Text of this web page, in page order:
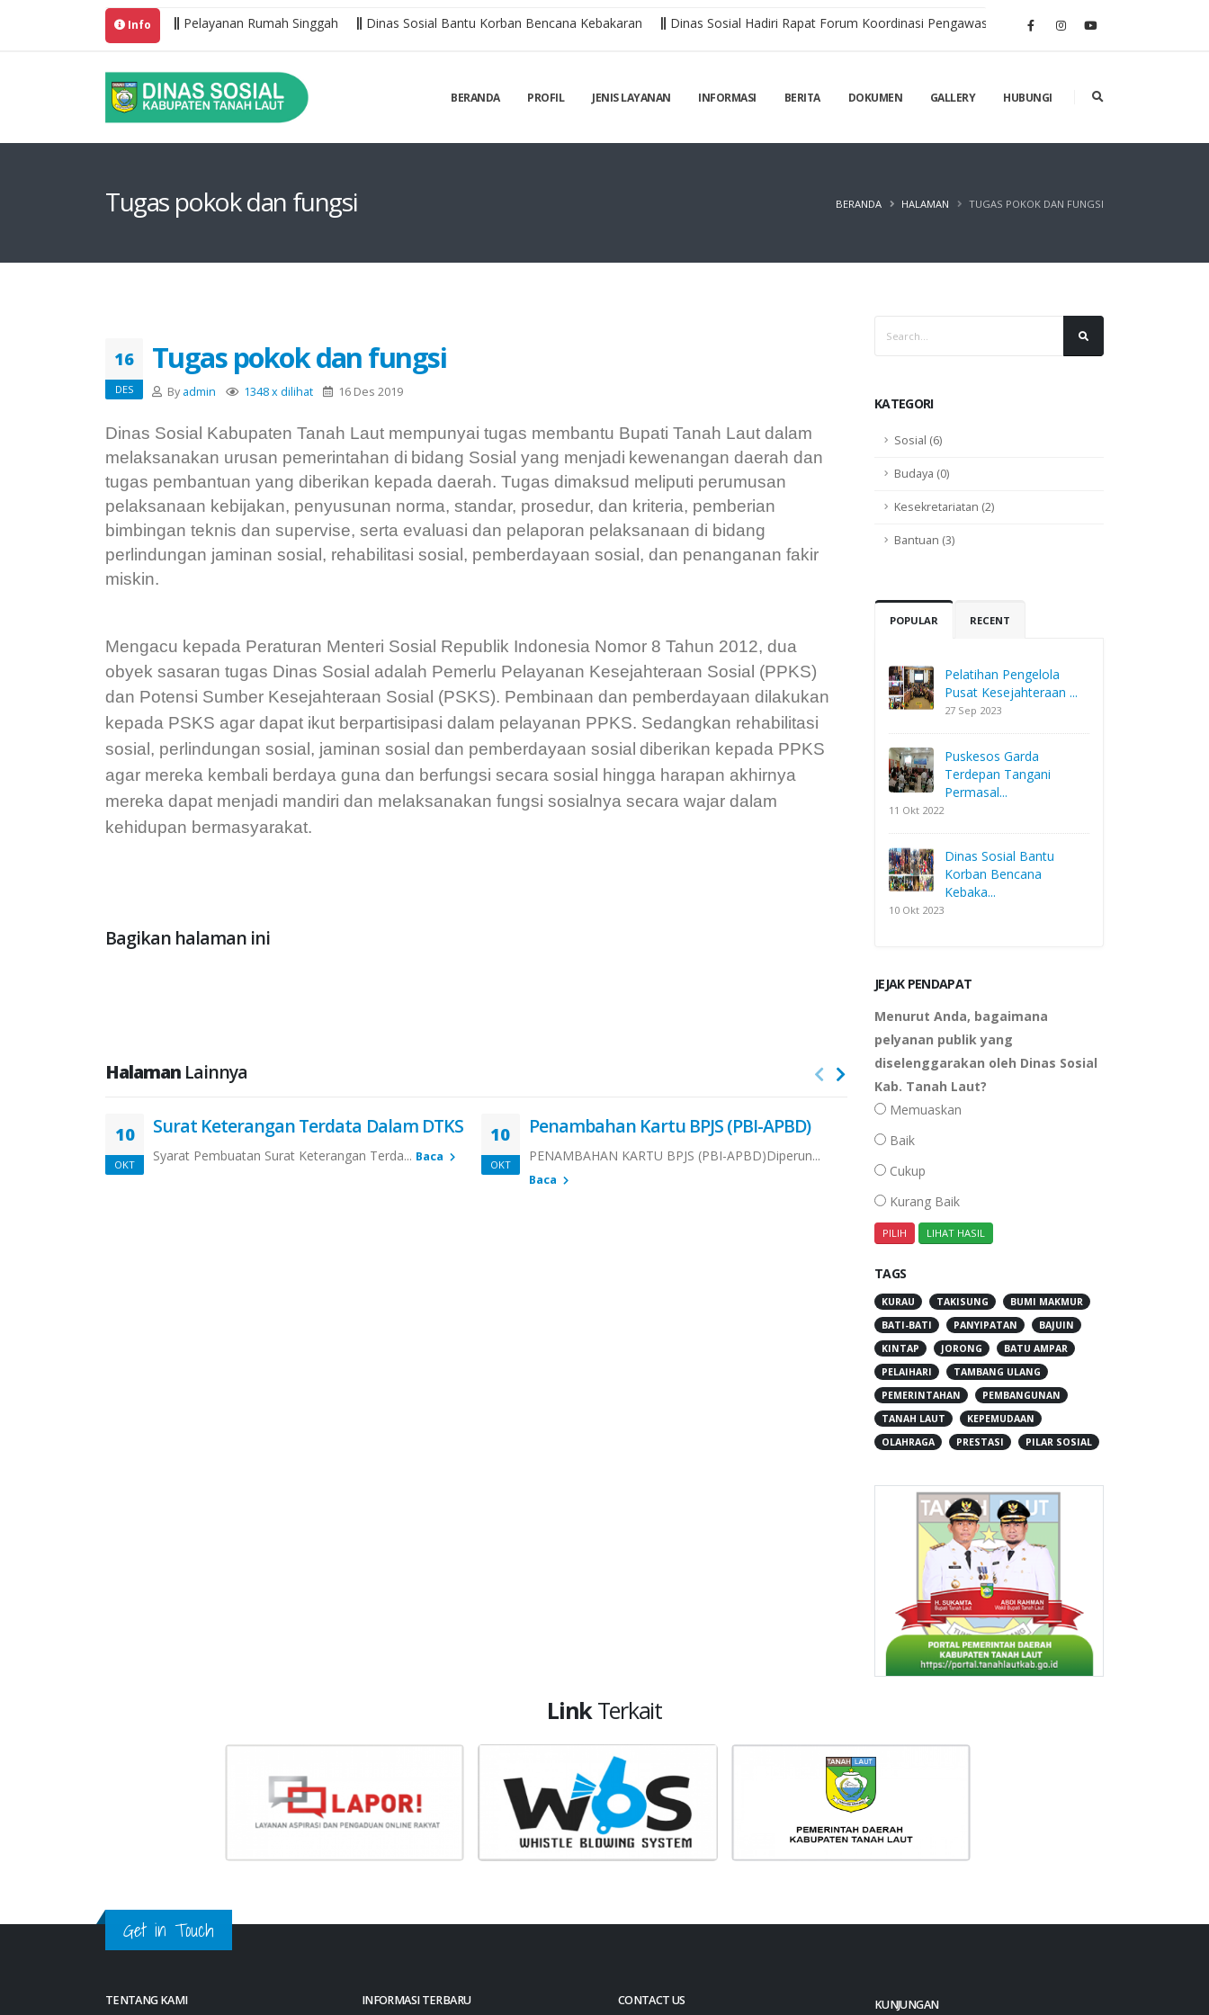
Info
Singgah Ayangjuki Pelayanan Rumah Singgah Dinas Sosial Bantu Korban Bencana Kebakaran Dinas Sosial Hadiri Rapat Forum Koordinasi Pengawasan Dan Pengawasan Kepatuhan
BERANDA PROFIL JENIS LAYANAN INFORMASI BERITA DOKUMEN GALLERY HUBUNGI
Tugas pokok dan fungsi BERANDA HALAMAN TUGAS POKOK DAN FUNGSI
KATEGORI
Sosial (6)
Budaya (0)
Kesekretariatan (2)
Bantuan (3)
POPULAR RECENT
Pelatihan Pengelola
Pusat Kesejahteraan ...
27 Sep 2023
Puskesos Garda
Terdepan Tangani
Permasal...
11 Okt 2022
Dinas Sosial Bantu
Korban Bencana
Kebaka...
10 Okt 2023
JEJAK PENDAPAT
Menurut Anda, bagaimana
pelyanan publik yang
diselenggarakan oleh Dinas Sosial
Kab. Tanah Laut?
Memuaskan
Baik
Cukup
Kurang Baik
TAGS
KURAU TAKISUNG
BUMI MAKMUR
BATI-BATI
PANYIPATAN
BAJUIN
KINTAP
JORONG
BATU AMPAR
PELAIHARI
TAMBANG ULANG
PEMERINTAHAN
PEMBANGUNAN
TANAH LAUT
KEPEMUDAAN
OLAHRAGA
PRESTASI PILAR SOSIAL
16
DES
Tugas pokok dan fungsi
By admin 1348 x dilihat 16 Des 2019
Dinas Sosial Kabupaten Tanah Laut mempunyai tugas membantu Bupati Tanah Laut dalam
melaksanakan urusan pemerintahan di bidang Sosial yang menjadi kewenangan daerah dan
tugas pembantuan yang diberikan kepada daerah. Tugas dimaksud meliputi perumusan
pelaksanaan kebijakan, penyusunan norma, standar, prosedur, dan kriteria, pemberian
bimbingan teknis dan supervise, serta evaluasi dan pelaporan pelaksanaan di bidang
perlindungan jaminan sosial, rehabilitasi sosial, pemberdayaan sosial, dan penanganan fakir
miskin.
Mengacu kepada Peraturan Menteri Sosial Republik Indonesia Nomor 8 Tahun 2012, dua
obyek sasaran tugas Dinas Sosial adalah Pemerlu Pelayanan Kesejahteraan Sosial (PPKS)
dan Potensi Sumber Kesejahteraan Sosial (PSKS). Pembinaan dan pemberdayaan dilakukan
kepada PSKS agar dapat ikut berpartisipasi dalam pelayanan PPKS. Sedangkan rehabilitasi
sosial, perlindungan sosial, jaminan sosial dan pemberdayaan sosial diberikan kepada PPKS
agar mereka kembali berdaya guna dan berfungsi secara sosial hingga harapan akhirnya
mereka dapat menjadi mandiri dan melaksanakan fungsi sosialnya secara wajar dalam
kehidupan bermasyarakat.
Bagikan halaman ini
Halaman Lainnya
10
OKT
Surat Keterangan Terdata Dalam DTKS
Syarat Pembuatan Surat Keterangan Terda... Baca
10
OKT
Penambahan Kartu BPJS (PBI-APBD)
PENAMBAHAN KARTU BPJS (PBI-APBD)Diperun...
Baca
07
OKT
LinkTerkait
Get in Touch
TENTANG KAMI INFORMASI TERBARU CONTACT US KUNJUNGAN